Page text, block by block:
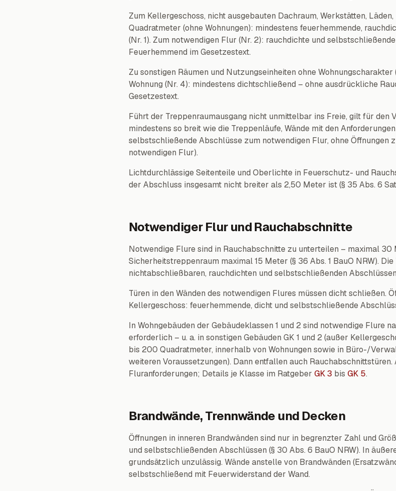
Zum Kellergeschoss, nicht ausgebauten Dachraum, Werkstätten,
Quadratmeter (ohne Wohnungen): mindestens feuerhemmende,
(Nr. 1). Zum notwendigen Flur (Nr. 2): rauchdichte und
Feuerhemmend im Gesetzestext.
Zu sonstigen Räumen und Nutzungseinheiten ohne
Wohnung (Nr. 4): mindestens dichtschließend – ohne ausdrückliche
Gesetzestext.
Führt der Treppenraumausgang nicht unmittelbar ins Freie, gilt für den
mindestens so breit wie die Treppenläufe, Wände mit den
selbstschließende Abschlüsse zum notwendigen Flur, ohne Öffnungen
notwendigen Flur).
Lichtdurchlässige Seitenteile und Oberlichte in Feuerschutz- und
der Abschluss insgesamt nicht breiter als 2,50 Meter ist (§ 35 Abs. 6
Notwendiger Flur und Rauchabschnitte
Notwendige Flure sind in Rauchabschnitte zu unterteilen – maximal
Sicherheitstreppenraum maximal 15 Meter (§ 36 Abs. 1 BauO NRW).
nichtabschließbaren, rauchdichten und selbstschließenden
Türen in den Wänden des notwendigen Flures müssen dicht schließen.
Kellergeschoss: feuerhemmende, dicht und selbstschließende
In Wohngebäuden der Gebäudeklassen 1 und 2 sind notwendige Flure
erforderlich – u. a. in sonstigen Gebäuden GK 1 und 2 (außer
bis 200 Quadratmeter, innerhalb von Wohnungen sowie in Büro-/
weiteren Voraussetzungen). Dann entfallen auch
Fluranforderungen; Details je Klasse im Ratgeber GK 3 bis GK 5.
Brandwände, Trennwände und Decken
Öffnungen in inneren Brandwänden sind nur in begrenzter Zahl und
und selbstschließenden Abschlüssen (§ 30 Abs. 6 BauO NRW). In
grundsätzlich unzulässig. Wände anstelle von Brandwänden
selbstschließend mit Feuerwiderstand der Wand.